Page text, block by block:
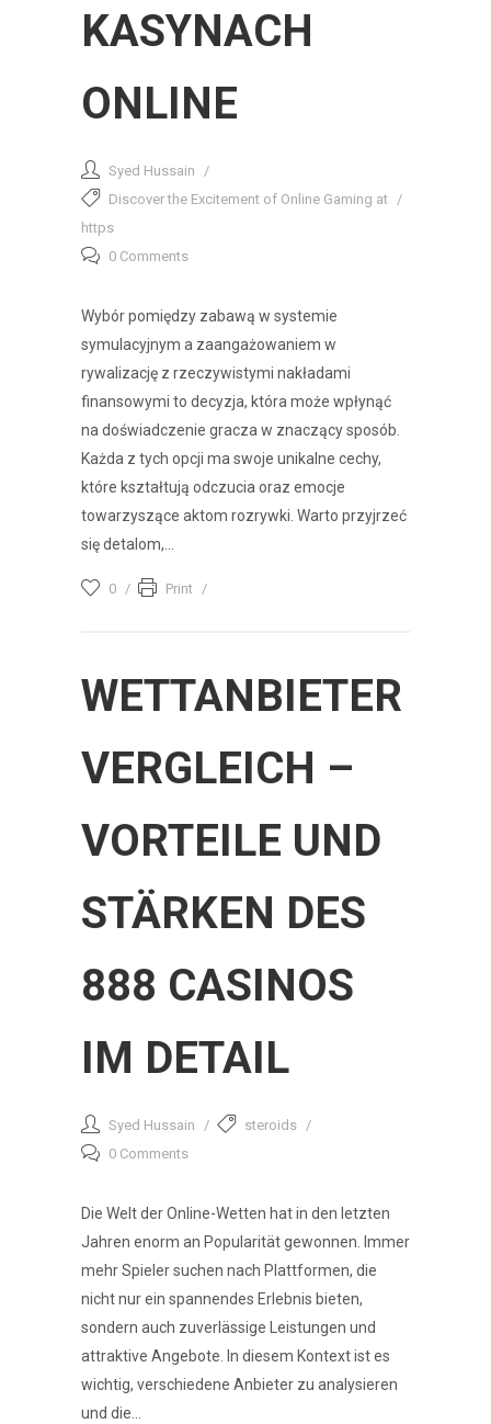
KASYNACH
ONLINE
Syed Hussain
Discover the Excitement of Online Gaming at
https
0 Comments
Wybór pomiędzy zabawą w systemie
symulacyjnym a zaangażowaniem w
rywalizację z rzeczywistymi nakładami
finansowymi to decyzja, która może wpłynąć
na doświadczenie gracza w znaczący sposób.
Każda z tych opcji ma swoje unikalne cechy,
które kształtują odczucia oraz emocje
towarzyszące aktom rozrywki. Warto przyjrzeć
się detalom,...
0 Print
WETTANBIETER
VERGLEICH –
VORTEILE UND
STÄRKEN DES
888 CASINOS
IM DETAIL
Syed Hussain
steroids
0 Comments
Die Welt der Online-Wetten hat in den letzten
Jahren enorm an Popularität gewonnen. Immer
mehr Spieler suchen nach Plattformen, die
nicht nur ein spannendes Erlebnis bieten,
sondern auch zuverlässige Leistungen und
attraktive Angebote. In diesem Kontext ist es
wichtig, verschiedene Anbieter zu analysieren
und die...